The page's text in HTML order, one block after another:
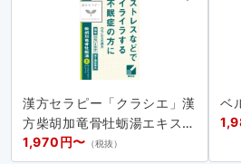
漢方セラピー「クラシエ」漢
方柴胡加竜骨牡蛎湯エキス顆
粒
1,970円〜 （税抜）
ベ